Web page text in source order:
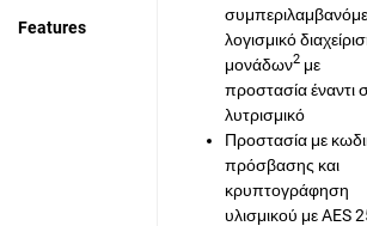
Features
λογισμικό
μονάδων2 με
προστασία έναντι
λυτρισμικό
Προστασία με
πρόσβασης και
κρυπτογράφηση
υλισμικού με AES